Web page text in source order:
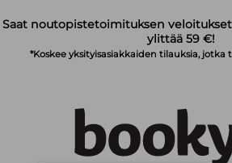
Saat noutopistetoimituksen
ylittää 59 €!
*Koskee yksityisasiakkaiden tilauksia,